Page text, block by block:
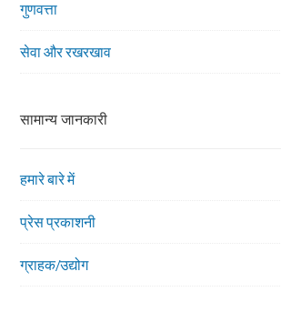
गुणवत्ता
सेवा और रखरखाव
सामान्य जानकारी
हमारे बारे में
प्रेस प्रकाशनी
ग्राहक/उद्योग